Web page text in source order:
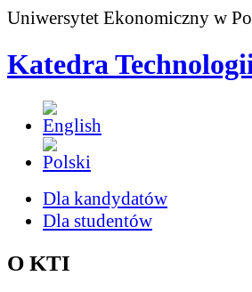
Uniwersytet Ekonomiczny w
Katedra
Dla kandydatów
Dla studentów
O KTI